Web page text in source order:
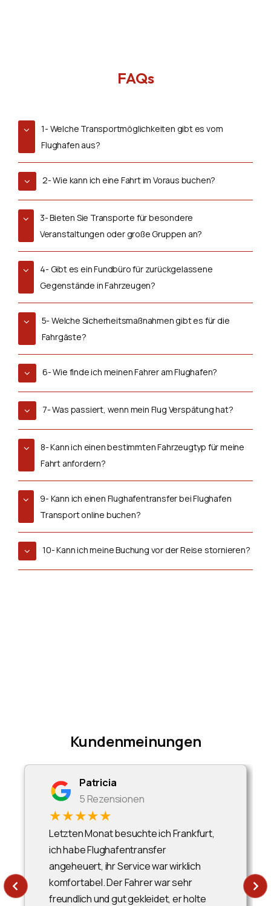
FAQs
1- Welche Transportmöglichkeiten gibt es vom
Flughafen aus?
2- Wie kann ich eine Fahrt im Voraus buchen?
3- Bieten Sie Transporte für besondere
Veranstaltungen oder große Gruppen an?
4- Gibt es ein Fundbüro für zurückgelassene
Gegenstände in Fahrzeugen?
5- Welche Sicherheitsmaßnahmen gibt es für die
Fahrgäste?
6- Wie finde ich meinen Fahrer am Flughafen?
7- Was passiert, wenn mein Flug Verspätung hat?
8- Kann ich einen bestimmten Fahrzeugtyp für meine
Fahrt anfordern?
9- Kann ich einen Flughafentransfer bei Flughafen
Transport online buchen?
10- Kann ich meine Buchung vor der Reise stornieren?
Kundenmeinungen
Patricia
5 Rezensionen
★★★★★
Letzten Monat besuchte ich Frankfurt,
ich habe Flughafentransfer
angeheuert, ihr Service war wirklich
komfortabel. Der Fahrer war sehr
freundlich und gut gekleidet, er holte